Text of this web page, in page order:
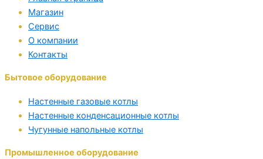
Магазин
Сервис
О компании
Контакты
Бытовое оборудование
Настенные газовые котлы
Настенные конденсационные котлы
Чугунные напольные котлы
Промышленное оборудование